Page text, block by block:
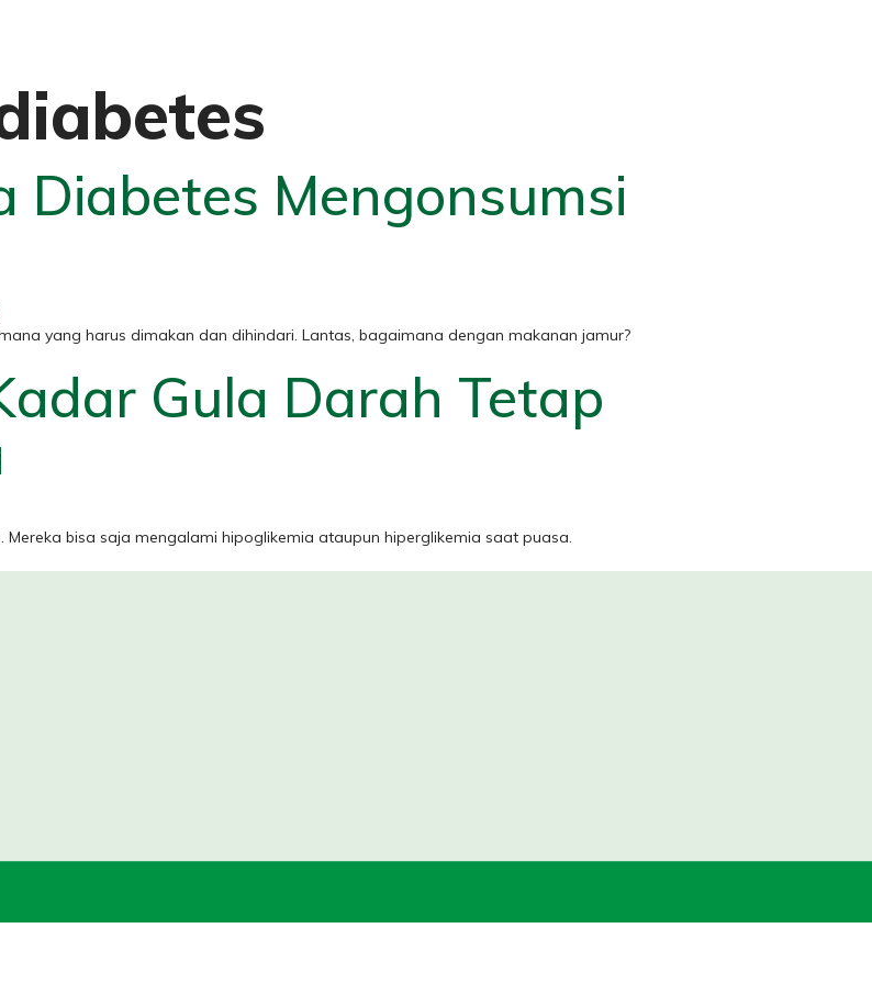
Diabetes Mengonsumsi
yang harus dimakan dan dihindari. Lantas, bagaimana dengan makanan jamur?
Gula Darah Tetap
bisa saja mengalami hipoglikemia ataupun hiperglikemia saat puasa.